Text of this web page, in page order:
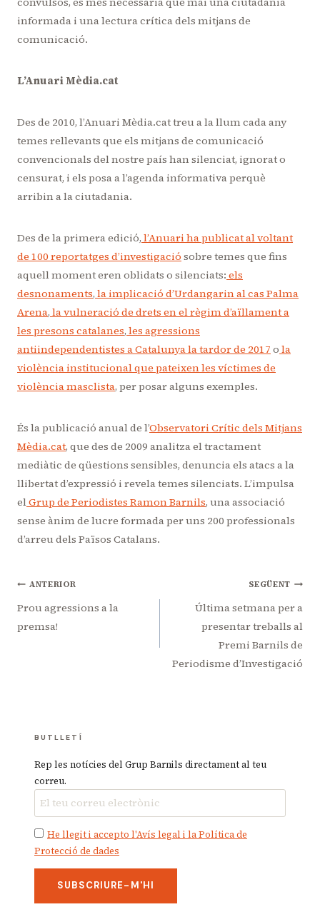
informada i una lectura crítica dels mitjans de
comunicació.
L’Anuari Mèdia.cat
Des de 2010, l’Anuari Mèdia.cat treu a la llum cada any
temes rellevants que els mitjans de comunicació
convencionals del nostre país han silenciat, ignorat o
censurat, i els posa a l’agenda informativa perquè
arribin a la ciutadania.
Des de la primera edició, l’Anuari ha publicat al voltant
de 100 reportatges d’investigació sobre temes que fins
aquell moment eren oblidats o silenciats: els
desnonaments, la implicació d’Urdangarin al cas Palma
Arena, la vulneració de drets en el règim d’aïllament a
les presons catalanes, les agressions
antiindependentistes a Catalunya la tardor de 2017 o la
violència institucional que pateixen les víctimes de
violència masclista, per posar alguns exemples.
És la publicació anual de l’Observatori Crític dels Mitjans
Mèdia.cat, que des de 2009 analitza el tractament
mediàtic de qüestions sensibles, denuncia els atacs a la
llibertat d’expressió i revela temes silenciats. L’impulsa
elGrup de Periodistes Ramon Barnils, una associació
sense ànim de lucre formada per uns 200 professionals
d’arreu dels Països Catalans.
Navegació
d'entrades
ANTERIOR
Prou agressions a la
premsa!
SEGÜENT
Última setmana per a
presentar treballs al
Premi Barnils de
Periodisme d’Investigació
BUTLLETÍ
Rep les notícies del Grup Barnils directament al teu
correu.
He llegit i accepto l'Avís legal i la Política de
Protecció de dades